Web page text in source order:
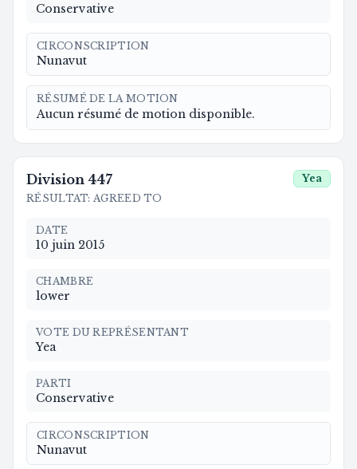
Conservative
CIRCONSCRIPTION
Nunavut
RÉSUMÉ DE LA MOTION
Aucun résumé de motion disponible.
Division 447
RÉSULTAT: AGREED TO
Yea
DATE
10 juin 2015
CHAMBRE
lower
VOTE DU REPRÉSENTANT
Yea
PARTI
Conservative
CIRCONSCRIPTION
Nunavut